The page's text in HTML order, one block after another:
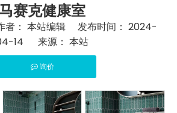
马赛克健康室
： 本站编辑 发布时间： 2024-
14 来源： 本站
询价